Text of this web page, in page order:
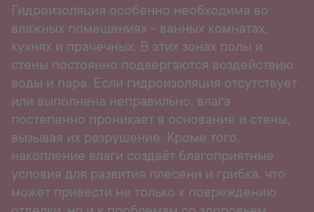
Гидроизоляция особенно необходима во
влажных помещениях - ванных комнатах,
кухнях и прачечных. В этих зонах полы и
стены постоянно подвергаются воздействию
воды и пара. Если гидроизоляция отсутствует
или выполнена неправильно, влага
постепенно проникает в основание и стены,
вызывая их разрушение. Кроме того,
накопление влаги создаёт благоприятные
условия для развития плесени и грибка, что
может привести не только к повреждению